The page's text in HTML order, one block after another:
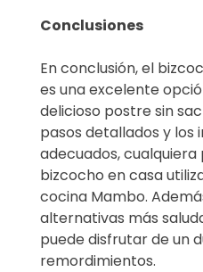
Conclusiones
En conclusión, el
es una excelente
delicioso postre sin
pasos detallados y los
adecuados,
bizcocho en casa
cocina Mambo.
alternativas más
puede disfrutar de un
remordimientos.